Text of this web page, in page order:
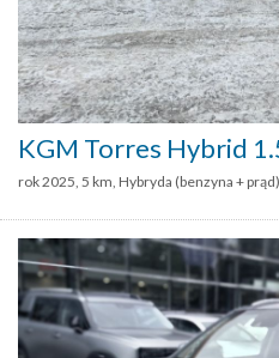
KGM Torres Hybrid
rok 2025, 5 km, Hybryda (benzyna +